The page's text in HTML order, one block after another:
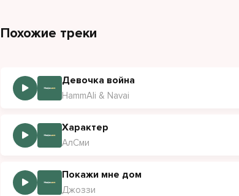
Похожие треки
Девочка война
HammAli & Navai
Характер
АлСми
Покажи мне дом
Джоззи